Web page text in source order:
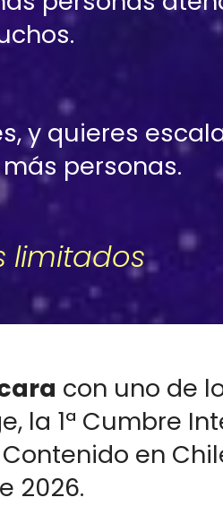
y quieres
personas.
limitados
con uno de
la 1ª Cumbre
en
2026.